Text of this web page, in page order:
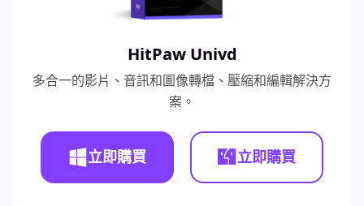
HitPaw Univd
多合一的影片、音訊和圖像轉檔、壓縮和編輯解決方
案。
立即購買 立即購買